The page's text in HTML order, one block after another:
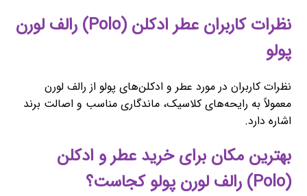
نظرات کاربران عطر ادکلن (Polo) رالف لورن
پولو
نظرات کاربران در مورد عطر و ادکلن‌های پولو از رالف لورن
معمولاً به رایحه‌های کلاسیک، ماندگاری مناسب و اصالت برند
اشاره دارد.
بهترین مکان برای خرید عطر و ادکلن
(Polo) رالف لورن پولو کجاست؟